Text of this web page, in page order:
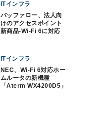
ITインフラ
バッファロー、法人向
けのアクセスポイント
新商品‐Wi-Fi 6に対応
ITインフラ
NEC、Wi-Fi 6対応ホー
ムルータの新機種
「Aterm WX4200D5」